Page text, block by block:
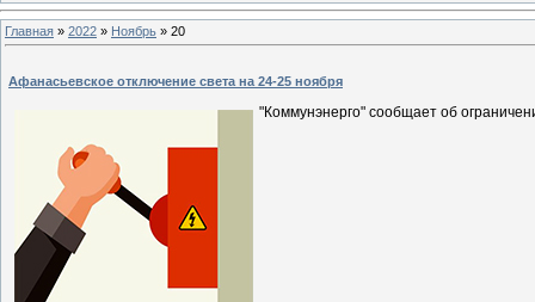
Главная » 2022 » Ноябрь » 20
Афанасьевское отключение света на 24-25 ноября
"Коммунэнерго" сообщает об